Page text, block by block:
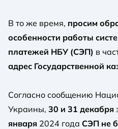
В то же время, просим
особенности работы
платежей НБУ (СЭП) в
адрес Государственной
Согласно сообщению
Украины, 30 и 31 декабря
января 2024 года СЭП не